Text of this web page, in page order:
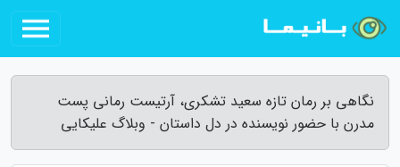
نگاهی بر رمان تازه سعید تشکری، آرتیست رمانی پست
مدرن با حضور نویسنده در دل داستان - وبلاگ علیکایی